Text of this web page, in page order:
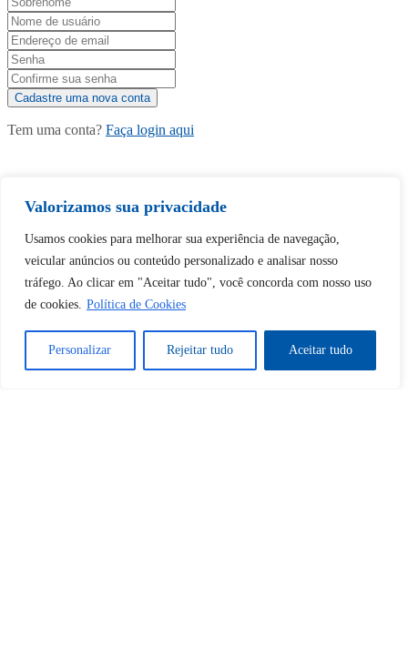
Valorizamos sua privacidade
Usamos cookies para melhorar sua experiência de navegação,
veicular anúncios ou conteúdo personalizado e analisar nosso
tráfego. Ao clicar em "Aceitar tudo", você concorda com nosso uso
de cookies. Política de Cookies
Personalizar Rejeitar tudo Aceitar tudo
Tem uma conta? Faça login aqui
Continuar com
Tem certeza de que deseja
desbloquear esta publicação?